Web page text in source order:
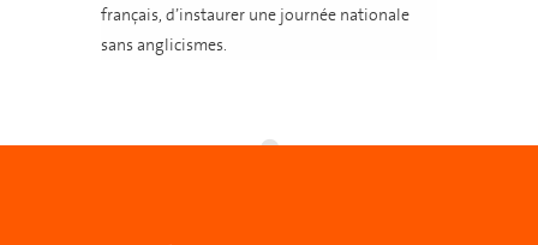
français, d’instaurer une journée nationale
sans anglicismes.